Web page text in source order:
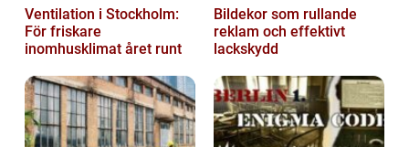
Ventilation i Stockholm:
För friskare
inomhusklimat året runt
Bildekor som rullande
reklam och effektivt
lackskydd